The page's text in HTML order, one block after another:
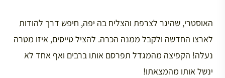
האוסטרי, שהיגר לצרפת והצליח בה יפה, חיפש דרך להודות
לארצו החדשה ולקבל ממנה הכרה. להציל טייסים, איזו מטרה
נעלה! הקפיצה מהמגדל תפרסם אותו ברבים ואף אחד לא
ינשל אותו מהמצאתו!